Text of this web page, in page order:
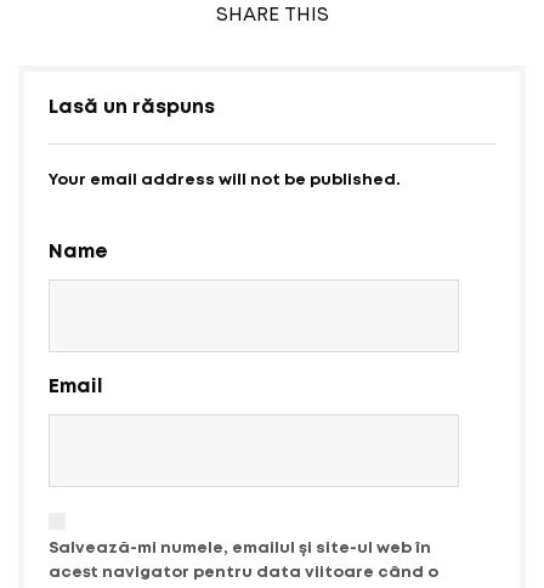
SHARE THIS
Lasă un răspuns
Your email address will not be published.
Name
Email
Salvează-mi numele, emailul și site-ul web în
acest navigator pentru data viitoare când o